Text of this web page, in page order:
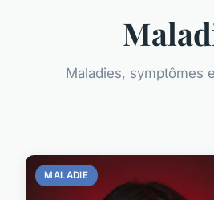
Maladies, symptômes
MALADIE